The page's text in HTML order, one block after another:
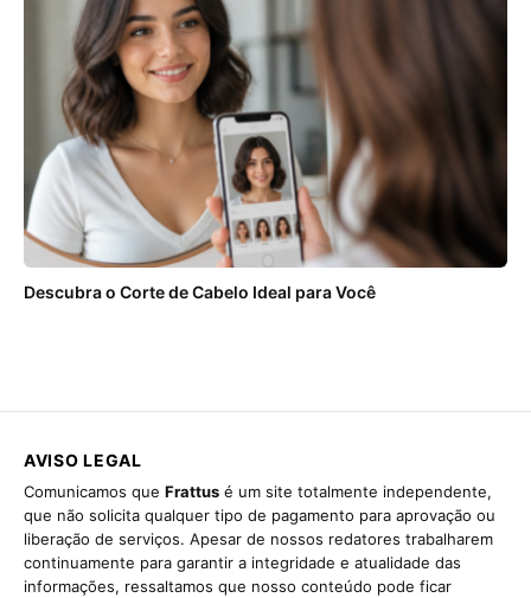
Descubra o Corte de Cabelo Ideal para Você
AVISO LEGAL
Comunicamos que Frattus é um site totalmente independente,
que não solicita qualquer tipo de pagamento para aprovação ou
liberação de serviços. Apesar de nossos redatores trabalharem
continuamente para garantir a integridade e atualidade das
informações, ressaltamos que nosso conteúdo pode ficar